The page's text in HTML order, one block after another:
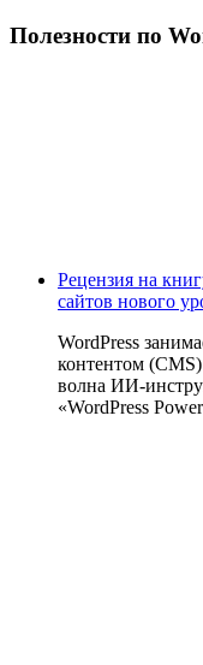
Полезности по
Рецензия на
сайтов нового
WordPress
контентом
волна
«WordPress